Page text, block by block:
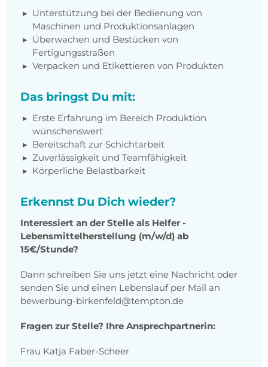
Unterstützung bei der Bedienung von
Maschinen und Produktionsanlagen
Überwachen und Bestücken von
Fertigungsstraßen
Verpacken und Etikettieren von Produkten
Das bringst Du mit:
Erste Erfahrung im Bereich Produktion
wünschenswert
Bereitschaft zur Schichtarbeit
Zuverlässigkeit und Teamfähigkeit
Körperliche Belastbarkeit
Erkennst Du Dich wieder?
Interessiert an der Stelle als Helfer -
Lebensmittelherstellung (m/w/d) ab
15€/Stunde?
Dann schreiben Sie uns jetzt eine Nachricht oder
senden Sie und einen Lebenslauf per Mail an
bewerbung-birkenfeld@tempton.de
Fragen zur Stelle? Ihre Ansprechpartnerin:
Frau Katja Faber-Scheer